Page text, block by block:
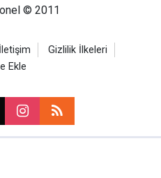
© 2011
İletişim
Gizlilik İlkeleri
Ekle